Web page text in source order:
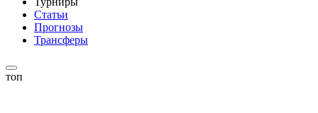
Статьи
Прогнозы
Трансферы
топ